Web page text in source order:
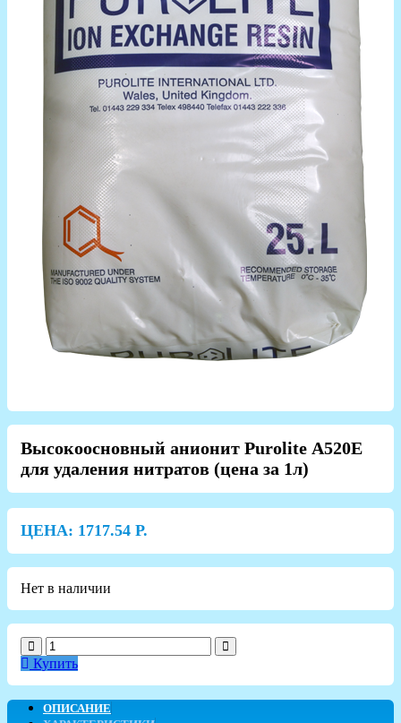
Высокоосновный анионит Purolite А520Е
для удаления нитратов (цена за 1л)
ЦЕНА: 1717.54 Р.
Нет в наличии
Купить
ОПИСАНИЕ